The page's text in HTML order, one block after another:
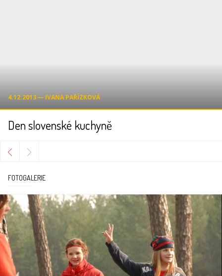
4.12.2013 ― IVANA PAŘÍZKOVÁ
Den slovenské kuchyně
FOTOGALERIE